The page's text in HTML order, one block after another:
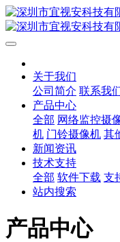
关于我们
公司简介 联系我
产品中心
全部 网络监控摄
机 门铃摄像机 其
新闻资讯
技术支持
全部 软件下载 支
站内搜索
产品中心